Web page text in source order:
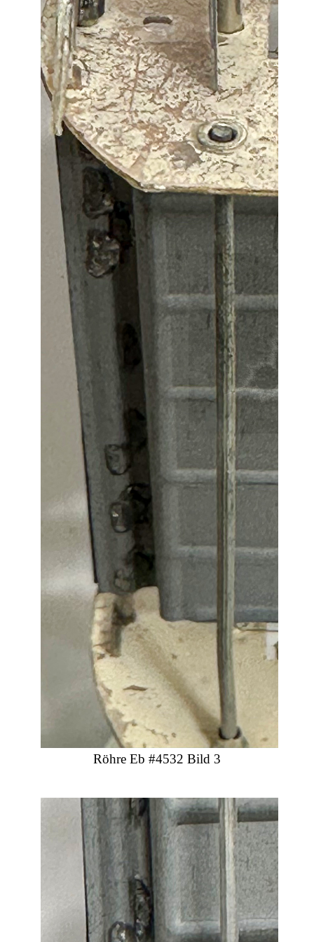
Röhre Eb #4532 Bild 3